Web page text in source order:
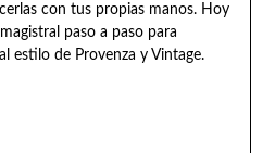
con tus propias manos. Hoy
paso a paso para
estilo de Provenza y Vintage.